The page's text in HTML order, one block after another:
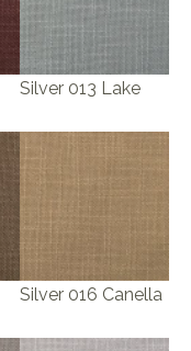
Silver 013 Lake
Silver 016 Canella